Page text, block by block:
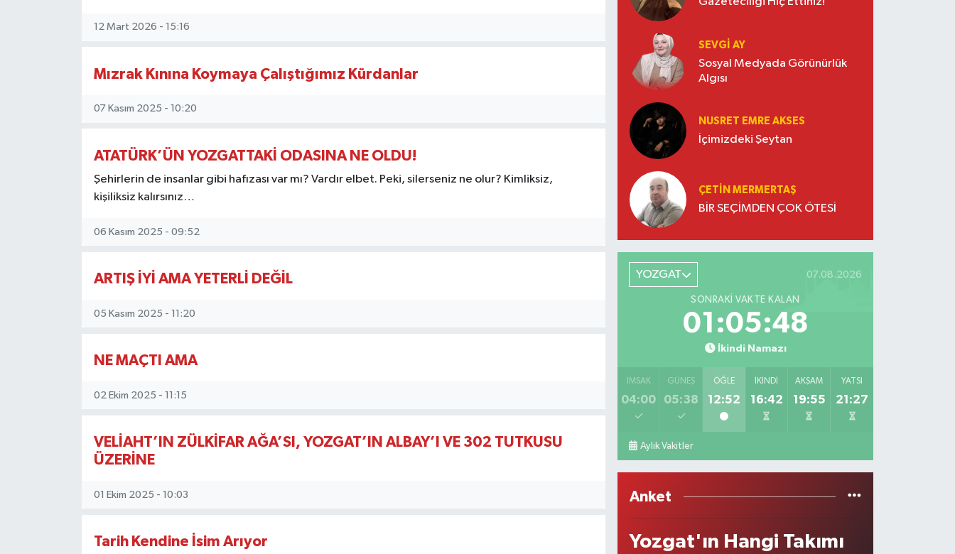
12 Mart 2026 - 15:16
Mızrak Kınına Koymaya Çalıştığımız Kürdanlar
07 Kasım 2025 - 10:20
ATATÜRK’ÜN YOZGATTAKİ ODASINA NE OLDU!
Şehirlerin de insanlar gibi hafızası var mı? Vardır elbet. Peki, silerseniz ne olur? Kimliksiz,
kişiliksiz kalırsınız…
06 Kasım 2025 - 09:52
ARTIŞ İYİ AMA YETERLİ DEĞİL
05 Kasım 2025 - 11:20
NE MAÇTI AMA
02 Ekim 2025 - 11:15
VELİAHT’IN ZÜLKİFAR AĞA’SI, YOZGAT’IN ALBAY’I VE 302 TUTKUSU
ÜZERİNE
01 Ekim 2025 - 10:03
Tarih Kendine İsim Arıyor
SEVGI AY
Sosyal Medyada Görünürlük
Algısı
NUSRET EMRE AKSES
İçimizdeki Şeytan
ÇETIN MERMERTAŞ
BİR SEÇİMDEN ÇOK ÖTESİ
YOZGAT 07.08.2026
SONRAKI VAKTE KALAN
01:05:48
İkindi Namazı
İMSAK
04:00
GÜNEŞ
05:38
ÖĞLE
12:52
İKINDI
16:42
AKŞAM
19:55
YATSI
21:27
Aylık Vakitler
Anket
Yozgat'ın Hangi Takımı